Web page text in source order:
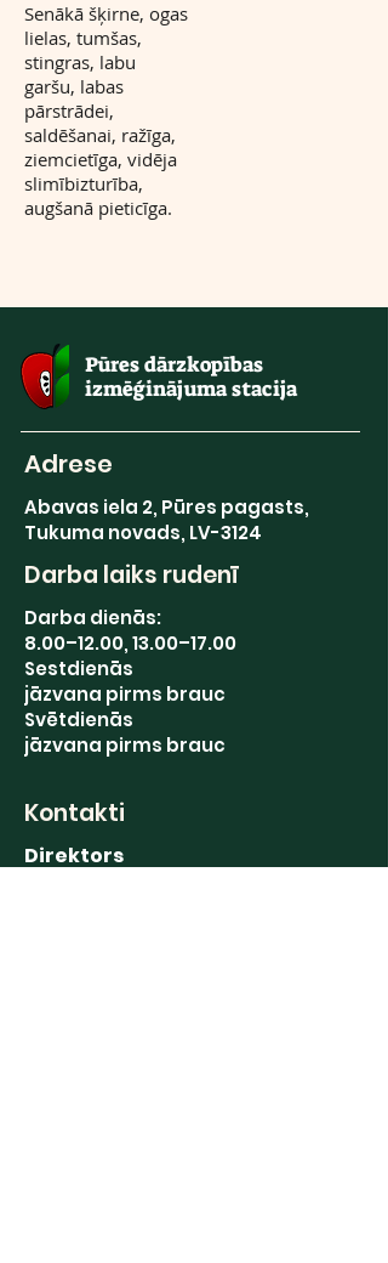
Senākā šķirne, ogas
lielas, tumšas,
stingras, labu
garšu, labas
pārstrādei,
saldēšanai, ražīga,
ziemcietīga, vidēja
slimībizturība,
augšanā pieticīga.
Pūres dārzkopības
izmēģinājuma stacija
Adrese
Abavas iela 2, Pūres pagasts,
Tukuma novads, LV-3124
Darba laiks rudenī
Darba dienās:
8.00–12.00, 13.00–17.00
Sestdienās
jāzvana pirms brauc
Svētdienās
jāzvana pirms brauc
Kontakti
Direktors